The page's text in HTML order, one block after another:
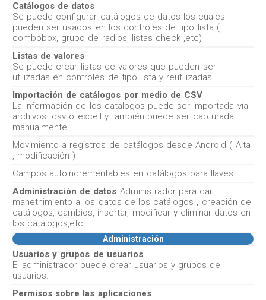
Catálogos de datos
Se puede configurar catálogos de datos los cuales
pueden ser usados en los controles de tipo lista (
combobox, grupo de radios, listas check ,etc)
Listas de valores
Se puede crear listas de valores que pueden ser
utilizadas en controles de tipo lista y reutilizadas.
Importación de catálogos por medio de CSV
La información de los catálogos puede ser importada vía
archivos .csv o excell y también puede ser capturada
manualmente.
Movimiento a registros de catálogos desde Android ( Alta
, modificación )
Campos autoincrementables en catálogos para llaves.
Administración de datos Administrador para dar
manetnimiento a los datos de los catálogos , creación de
catálogos, cambios, insertar, modificar y eliminar datos en
los catálogos,etc
Administración
Usuarios y grupos de usuarios
El administrador puede crear usuarios y grupos de
usuarios.
Permisos sobre las aplicaciones